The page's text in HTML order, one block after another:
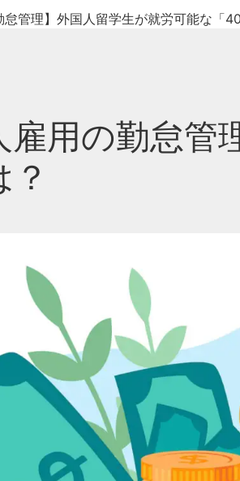
怠管理】外国人留学生が就労可能な「
雇用の勤怠